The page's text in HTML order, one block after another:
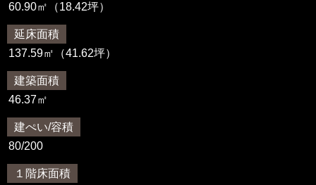
60.90㎡（18.42坪）
延床面積
137.59㎡（41.62坪）
建築面積
46.37㎡
建ぺい/容積
80/200
１階床面積